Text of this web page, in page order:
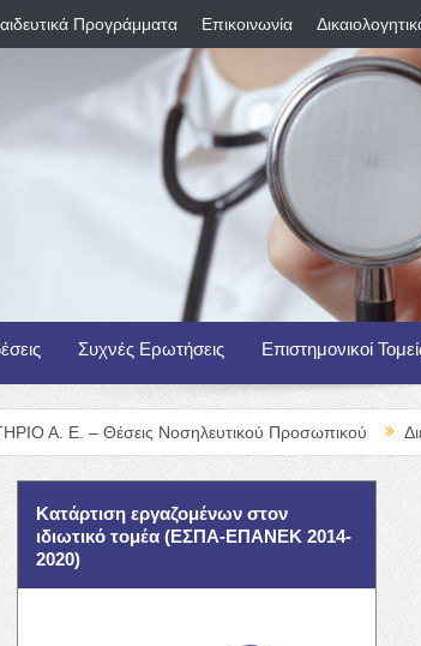
Προγράμματα Επικοινωνία
Συχνές Ερωτήσεις Επιστημονικοί
Νοσηλευτικού Προσωπικού Διεθνής
Κατάρτιση εργαζομένων στον
ιδιωτικό τομέα (ΕΣΠΑ-ΕΠΑΝΕΚ 2014-
2020)